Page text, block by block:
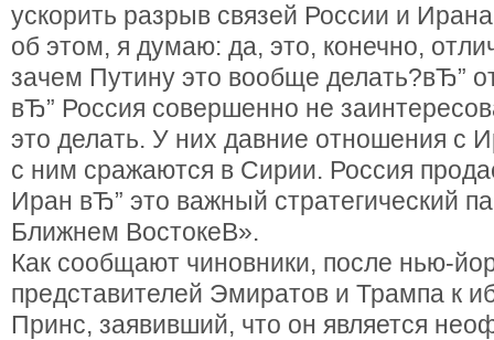
ускорить разрыв связей России и
об этом, я думаю: да, это, конечно,
зачем Путину это вообще делать?вЂ”
вЂ” Россия совершенно не
это делать. У них давние отношения с
с ним сражаются в Сирии. Россия
Иран вЂ” это важный стратегический
Ближнем ВостокеВ».
Как сообщают чиновники, после нью-
представителей Эмиратов и Трампа к
Принс, заявивший, что он является